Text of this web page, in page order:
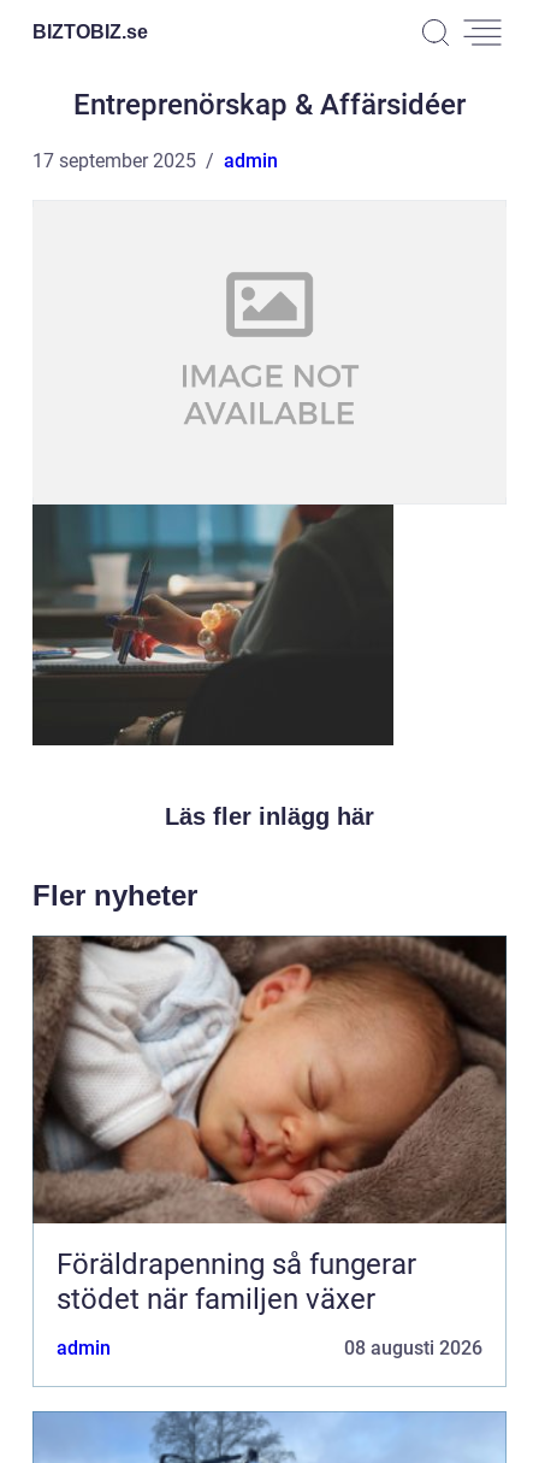
BIZTOBIZ.se
Entreprenörskap & Affärsidéer
17 september 2025 admin
Läs fler inlägg här
Fler nyheter
Föräldrapenning så fungerar
stödet när familjen växer
admin 08 augusti 2026